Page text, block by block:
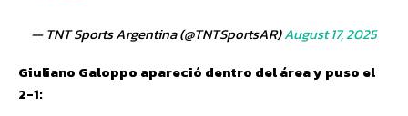
— TNT Sports Argentina (@TNTSportsAR)August 17, 2025
Giuliano Galoppo apareció dentro del área y puso el
2-1: